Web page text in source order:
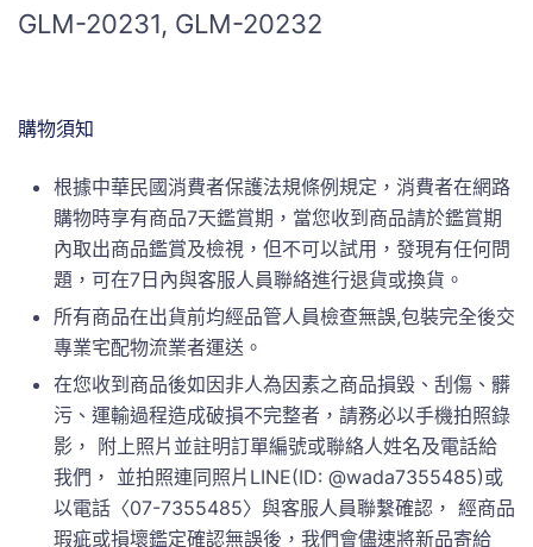
GLM-20231, GLM-20232
購物須知
根據中華民國消費者保護法規條例規定，消費者在網路
購物時享有商品7天鑑賞期，當您收到商品請於鑑賞期
內取出商品鑑賞及檢視，但不可以試用，發現有任何問
題，可在7日內與客服人員聯絡進行退貨或換貨。
所有商品在出貨前均經品管人員檢查無誤,包裝完全後交
專業宅配物流業者運送。
在您收到商品後如因非人為因素之商品損毀、刮傷、髒
污、運輸過程造成破損不完整者，請務必以手機拍照錄
影， 附上照片並註明訂單編號或聯絡人姓名及電話給
我們， 並拍照連同照片LINE(ID: @wada7355485)或
以電話〈07-7355485〉與客服人員聯繫確認， 經商品
瑕疵或損壞鑑定確認無誤後，我們會儘速將新品寄給